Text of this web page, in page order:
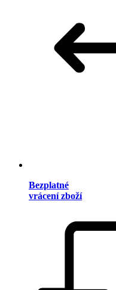
Bezplatné
vrácení zboží